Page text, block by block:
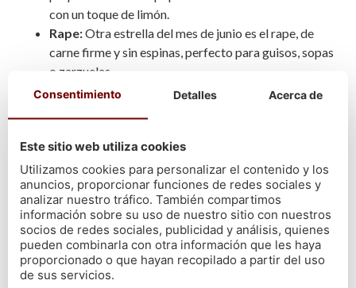
con un toque de limón.
Rape:Otra estrella del mes de junio es el rape, de
carne firme y sin espinas, perfecto para guisos, sopas
o zarzuelas.
Julio
Rodaballo salvaje:Entre los mariscos y pescados
gallegos de temporada en verano, en el mes de julio
se repite el rodaballo salvaje, con su sabor fresco y
jugoso.
Pez de San Pedro(San Martiño): Es un pescado
elegante, muy cotizado por su exquisito sabor y
textura suave.
Lubina salvaje:
Consentimiento Detalles Acerca de
Este sitio web utiliza cookies
Utilizamos cookies para personalizar el contenido y los
anuncios, proporcionar funciones de redes sociales y
analizar nuestro tráfico. También compartimos
información sobre su uso de nuestro sitio con nuestros
socios de redes sociales, publicidad y análisis, quienes
pueden combinarla con otra información que les haya
proporcionado o que hayan recopilado a partir del uso
de sus servicios.